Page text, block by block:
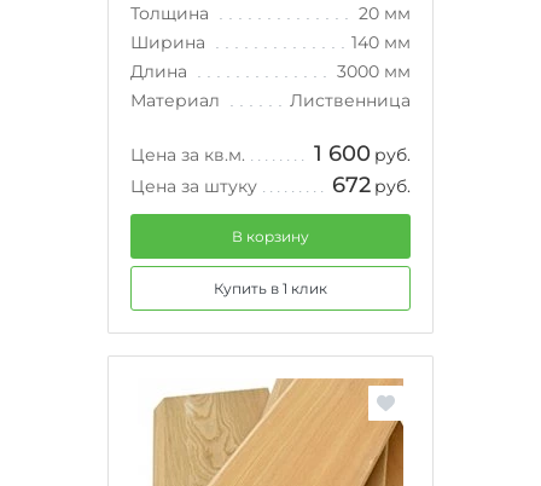
Толщина
20 мм
Ширина
140 мм
Длина
3000 мм
Материал
Лиственница
Цена за кв.м. 1 600 руб.
Цена за штуку
672 руб.
В корзину
Купить в 1 клик